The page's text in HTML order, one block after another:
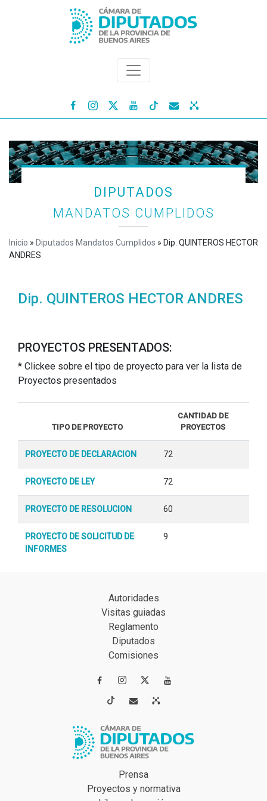
   
DIPUTADOS
MANDATOS CUMPLIDOS
Inicio » Diputados Mandatos Cumplidos » Dip. QUINTEROS HECTOR
ANDRES
Dip. QUINTEROS HECTOR ANDRES
PROYECTOS PRESENTADOS:
* Clickee sobre el tipo de proyecto para ver la lista de
Proyectos presentados
TIPO DE PROYECTO
CANTIDAD DE
PROYECTOS
PROYECTO DE DECLARACION 72
PROYECTO DE LEY 72
PROYECTO DE RESOLUCION 60
PROYECTO DE SOLICITUD DE
INFORMES
9
Autoridades
Visitas guiadas
Reglamento
Diputados
Comisiones
 
 
Prensa
Proyectos y normativa